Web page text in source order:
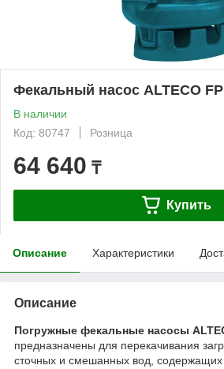
Фекальный насос ALTECO
В наличии
Код: 80747
Розница
64 640 ₸
Купить
Описание Характеристики
Описание
Погружные фекальные насосы
предназначены для перекачивания
сточных и смешанных вод,